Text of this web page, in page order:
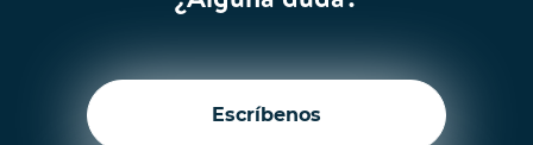
Escríbenos